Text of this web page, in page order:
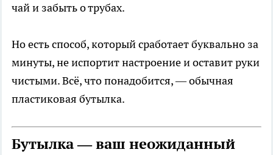
чай и забыть о трубах.
Но есть способ, который сработает буквально за
минуты, не испортит настроение и оставит руки
чистыми. Всё, что понадобится, — обычная
пластиковая бутылка.
Бутылка — ваш неожиданный